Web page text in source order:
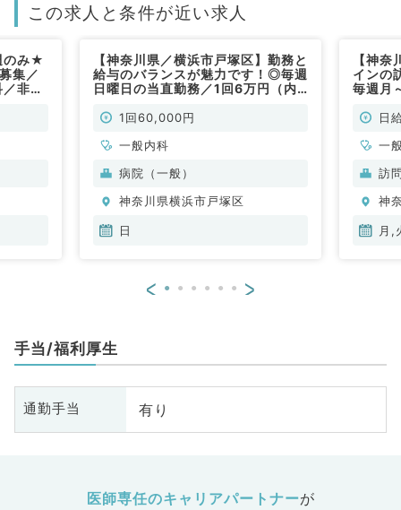
この求人と条件が近い求人
のみ★
集／
非常
【神奈川県／横浜市戸塚区】勤務と
給与のバランスが魅力です！◎毎週
日曜日の当直勤務／1回6万円（内
1回60,000円
一般内科
病院（一般）
神奈川県横浜市戸塚区
日
【神
インの
毎週月
歓迎日
一
訪
神
月,
< >
手当/福利厚生
通勤手当 有り
医師専任のキャリアパートナーが